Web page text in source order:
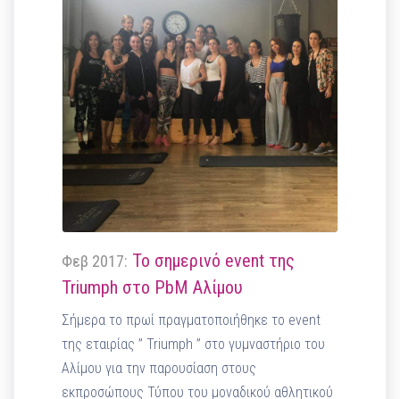
Φεβ 2017: Το σημερινό event της
Triumph στο PbM Αλίμου
Σήμερα το πρωί πραγματοποιήθηκε το event
της εταιρίας ” Triumph ” στο γυμναστήριο του
Αλίμου για την παρουσίαση στους
εκπροσώπους Τύπου του μοναδικού αθλητικού